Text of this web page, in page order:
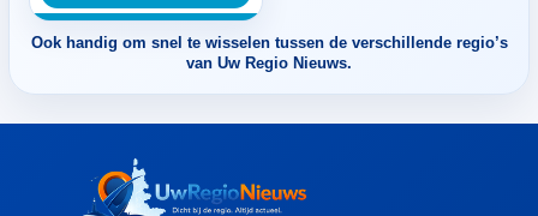
Ook handig om snel te wisselen tussen de verschillende regio’s
van Uw Regio Nieuws.